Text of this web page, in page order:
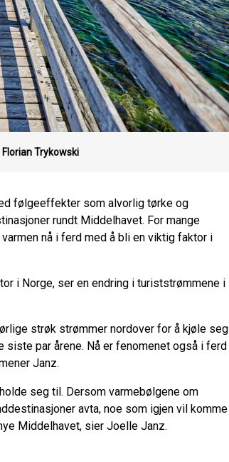
Florian Trykowski
følgeeffekter som alvorlig tørke og
rundt Middelhavet. For mange
nå i ferd med å bli en viktig faktor i
i Norge, ser en endring i turiststrømmene i
strøk strømmer nordover for å kjøle seg
siste par årene. Nå er fenomenet også i ferd
Janz.
seg til. Dersom varmebølgene om
avta, noe som igjen vil komme
Middelhavet, sier Joelle Janz.